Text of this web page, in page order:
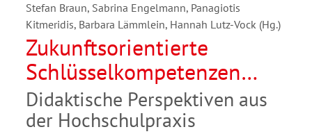
Stefan Braun, Sabrina Engelmann, Panagiotis
Kitmeridis, Barbara Lämmlein, Hannah Lutz-Vock (Hg.)
Zukunftsorientierte
Schlüsselkompetenzen
lehren
Didaktische Perspektiven aus
der Hochschulpraxis